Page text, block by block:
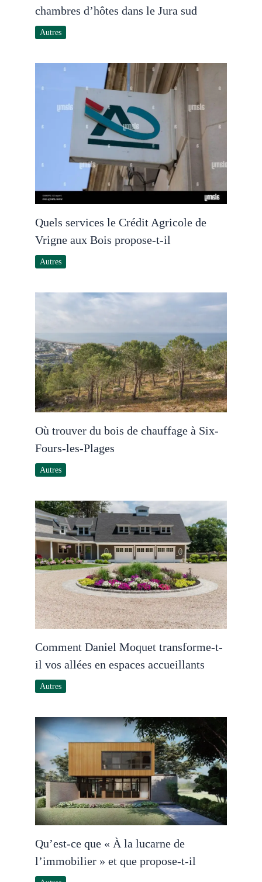
chambres d’hôtes dans le Jura sud
Autres
Quels services le Crédit Agricole de
Vrigne aux Bois propose-t-il
Autres
Où trouver du bois de chauffage à Six-
Fours-les-Plages
Autres
Comment Daniel Moquet transforme-t-
il vos allées en espaces accueillants
Autres
Qu’est-ce que « À la lucarne de
l’immobilier » et que propose-t-il